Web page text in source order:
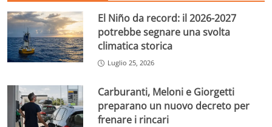
El Niño da record: il 2026-2027
potrebbe segnare una svolta
climatica storica
Luglio 25, 2026
Carburanti, Meloni e Giorgetti
preparano un nuovo decreto per
frenare i rincari